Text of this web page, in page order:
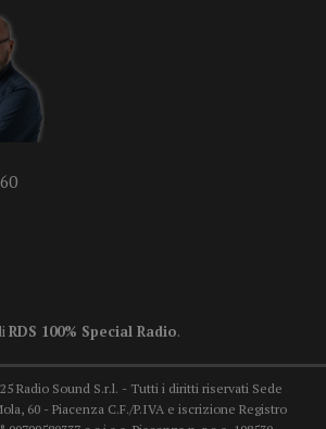
RDS 100% Special Radio.
Radio Sound S.r.l. - Tutti i diritti riservati Sede
60 - Piacenza C.F./P.IVA e iscrizione Registro